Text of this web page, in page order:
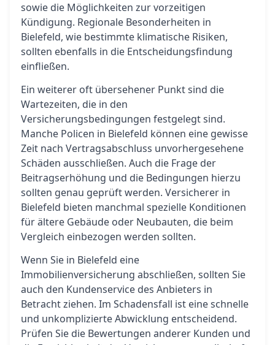
sowie die Möglichkeiten zur vorzeitigen
Kündigung. Regionale Besonderheiten in
Bielefeld, wie bestimmte klimatische Risiken,
sollten ebenfalls in die Entscheidungsfindung
einfließen.
Ein weiterer oft übersehener Punkt sind die
Wartezeiten, die in den
Versicherungsbedingungen festgelegt sind.
Manche Policen in Bielefeld können eine gewisse
Zeit nach Vertragsabschluss unvorhergesehene
Schäden ausschließen. Auch die Frage der
Beitragserhöhung und die Bedingungen hierzu
sollten genau geprüft werden. Versicherer in
Bielefeld bieten manchmal spezielle Konditionen
für ältere Gebäude oder Neubauten, die beim
Vergleich einbezogen werden sollten.
Wenn Sie in Bielefeld eine
Immobilienversicherung abschließen, sollten Sie
auch den Kundenservice des Anbieters in
Betracht ziehen. Im Schadensfall ist eine schnelle
und unkomplizierte Abwicklung entscheidend.
Prüfen Sie die Bewertungen anderer Kunden und